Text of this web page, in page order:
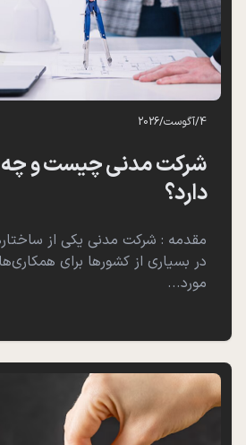
4
/آگوست/
2026
شرکت مدنی چیست و
دارد؟
مقدمه : شرکت مدنی یکی از
در بسیاری از کشورها برای
مورد...